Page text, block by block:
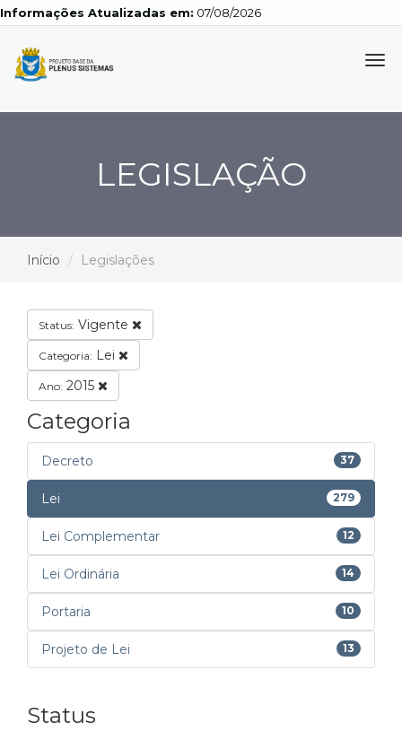
Atualizadas em: 07/08/2026
LEGISLAÇÃO
Início Legislações
Status: Vigente
Categoria: Lei
Ano: 2015
Categoria
Decreto 37
Lei 279
Lei Complementar 12
Lei Ordinária 14
Portaria 10
Projeto de Lei 13
Status